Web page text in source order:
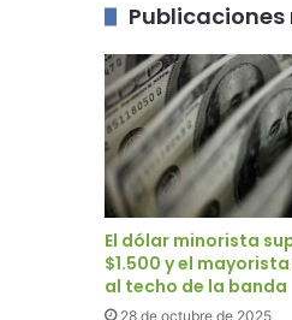
El dólar minorista
$1.500 y el
al techo de la banda
28 de octubre de 2025